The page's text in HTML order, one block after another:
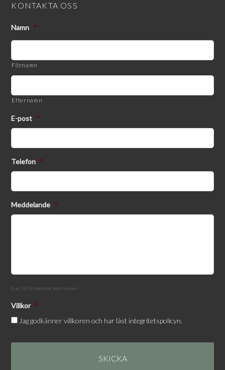
KONTAKTA OSS
Namn *
Förnamn
Efternamn
E-post *
Telefon *
Meddelande *
0 av 1850 maximalt antal tecken
Villkor *
Jag godkännervillkoren och har läst integritetspolicyn.